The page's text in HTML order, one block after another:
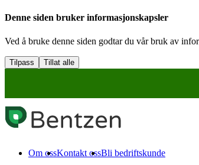
Denne siden bruker informasjonskapsler
Ved å bruke denne siden godtar du vår bruk av
Tilpass Tillat alle
Om ossKontakt ossBli bedriftskunde